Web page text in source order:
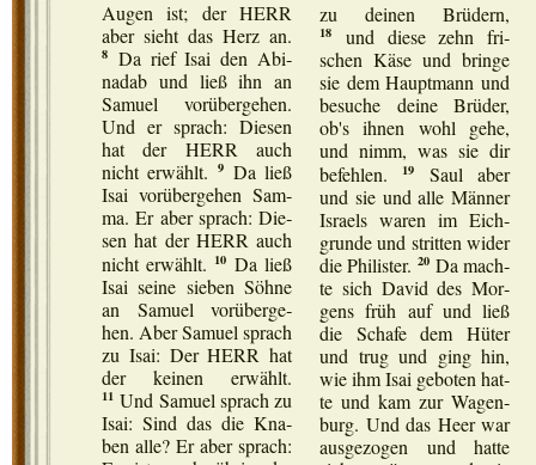
Augen ist; der HERR
aber sieht das Herz an.
8 Da rief Isai den Abi­
nadab und ließ ihn an
Samu­el vor­über­ge­hen.
Und er sprach: Die­sen
hat der HERR auch
nicht erwählt. 9Da ließ
Isai vor­über­ge­hen Sam­
ma. Er aber sprach: Die­
sen hat der HERR auch
nicht erwählt. 10 Da ließ
Isai sei­ne sie­ben Söh­ne
an Samu­el vor­über­ge­
hen. Aber Samu­el sprach
zu Isai: Der HERR hat
der kei­nen erwählt.
11 Und Samu­el sprach zu
Isai: Sind das die Kna­
ben alle? Er aber sprach:
zu dei­nen Brü­dern,
18
und die­se zehn fri­
schen Käse und brin­ge
sie dem Haupt­mann und
besu­che dei­ne Brü­der,
ob's ihnen wohl gehe,
und nimm, was sie dir
befeh­len.
19
Saul aber
und sie und alle Män­ner
Isra­els waren im Eich­
grun­de und strit­ten wider
die Phi­lis­ter. 20Da mach­
te sich David des Mor­
gens früh auf und ließ
die Scha­fe dem Hüter
und trug und ging hin,
wie ihm Isai gebo­ten hat­
te und kam zur Wagen­
burg. Und das Heer war
aus­ge­zo­gen und hat­te